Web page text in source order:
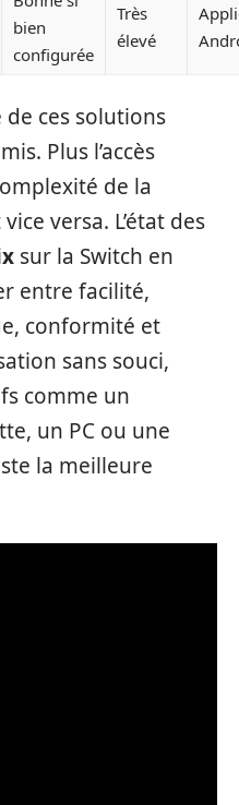
bien
configurée
Très
élevé
de ces solutions
Plus l’accès
de la
versa. L’état des
sur la Switch en
entre facilité,
conformité et
sans souci,
comme un
un PC ou une
la meilleure